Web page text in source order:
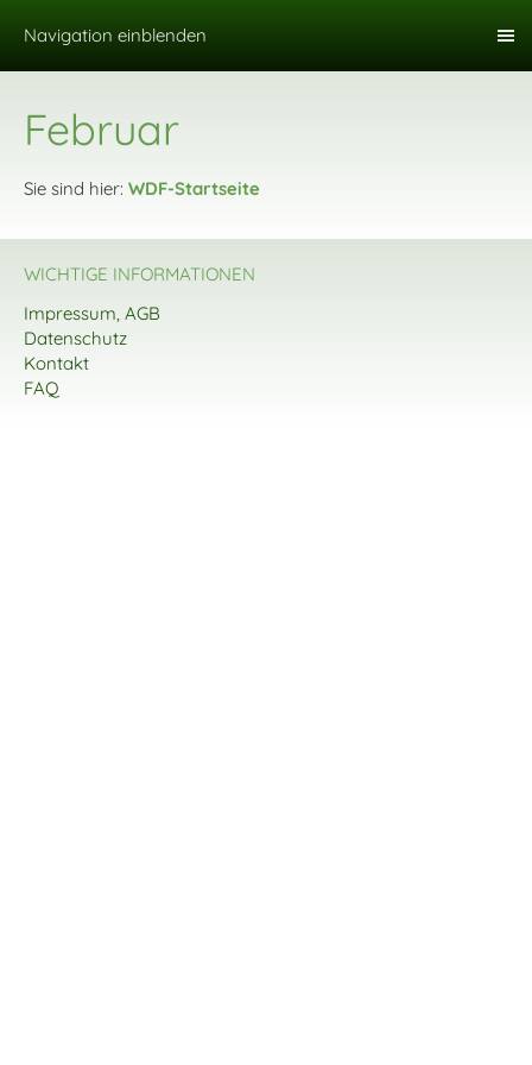
Navigation einblenden
Februar
Sie sind hier: WDF-Startseite
WICHTIGE INFORMATIONEN
Impressum, AGB
Datenschutz
Kontakt
FAQ